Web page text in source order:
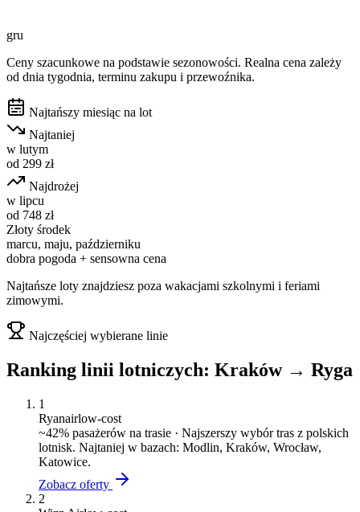
gru
Ceny szacunkowe na podstawie sezonowości. Realna cena zależy
od dnia tygodnia, terminu zakupu i przewoźnika.
Najtańszy miesiąc na lot
Najtaniej
w lutym
od 299 zł
Najdrożej
w lipcu
od 748 zł
Złoty środek
marcu, maju, październiku
dobra pogoda + sensowna cena
Najtańsze loty znajdziesz poza wakacjami szkolnymi i feriami
zimowymi.
Najczęściej wybierane linie
Ranking linii lotniczych: Kraków→ Ryga
1
Ryanairlow-cost
~42% pasażerów na trasie · Najszerszy wybór tras z polskich
lotnisk. Najtaniej w bazach: Modlin, Kraków, Wrocław,
Katowice.
Zobacz oferty
2